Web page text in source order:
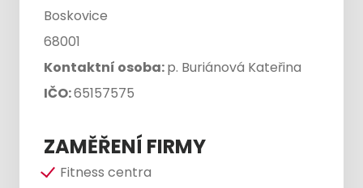
Boskovice
68001
Kontaktní osoba:p. Buriánová Kateřina
IČO:65157575
ZAMĚŘENÍ FIRMY
Fitness centra